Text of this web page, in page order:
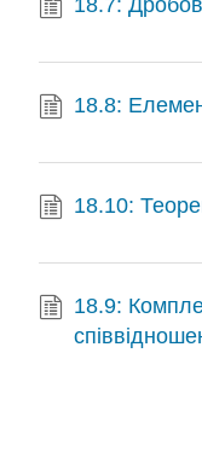
18.7:
18.8:
18.10:
18.9: